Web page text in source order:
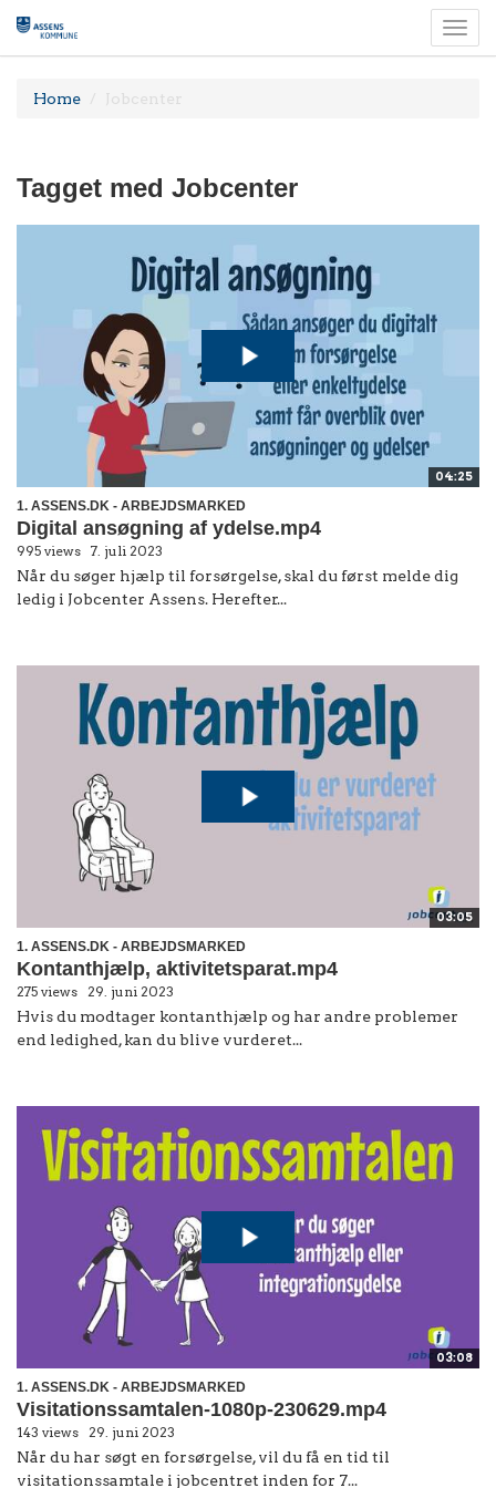
Home Jobcenter
Tagget med Jobcenter
04:25
1. ASSENS.DK - ARBEJDSMARKED
Digital ansøgning af ydelse.mp4
995 views 7. juli 2023
Når du søger hjælp til forsørgelse, skal du først melde dig
ledig i Jobcenter Assens. Herefter...
03:05
1. ASSENS.DK - ARBEJDSMARKED
Kontanthjælp, aktivitetsparat.mp4
275 views 29. juni 2023
Hvis du modtager kontanthjælp og har andre problemer
end ledighed, kan du blive vurderet...
03:08
1. ASSENS.DK - ARBEJDSMARKED
Visitationssamtalen-1080p-230629.mp4
143 views 29. juni 2023
Når du har søgt en forsørgelse, vil du få en tid til
visitationssamtale i jobcentret inden for 7...